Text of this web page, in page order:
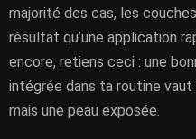
majorité des cas, les
résultat qu’une application
encore, retiens ceci : une
intégrée dans ta routine vaut
mais une peau exposée.